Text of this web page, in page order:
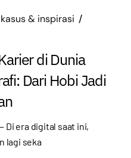
& inspirasi
di Dunia
Dari Hobi Jadi
Di era digital saat ini,
lagi seka